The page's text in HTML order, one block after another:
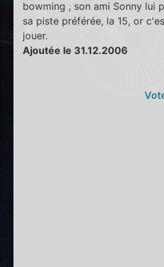
bowming , son ami Sonny lui
sa piste préférée, la 15, or
jouer.
Ajoutée le 31.12.2006